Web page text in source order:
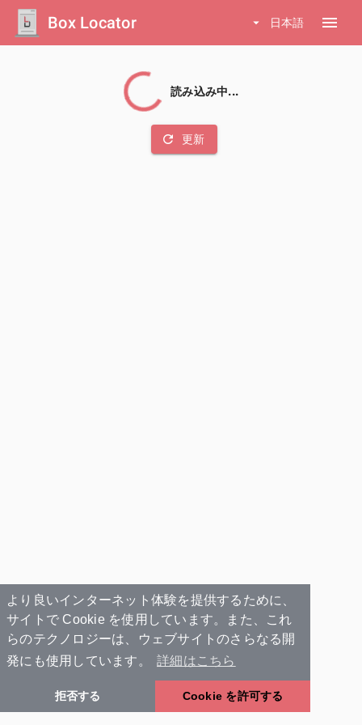
より良いインターネット体験を提供するために、
サイトで Cookie を使用しています。また、これ
らのテクノロジーは、ウェブサイトのさらなる開
発にも使用しています。
詳細はこちら
拒否する Cookie を許可する
Box Locator arrow_drop_down 日本語 menu
読み込み中...
refresh 更新